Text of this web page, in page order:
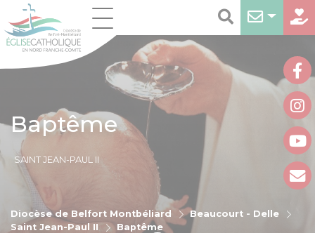
Baptême
SAINT JEAN-PAUL II
Diocèse de Belfort Montbéliard
Beaucourt - Delle
Saint Jean-Paul II
Baptême